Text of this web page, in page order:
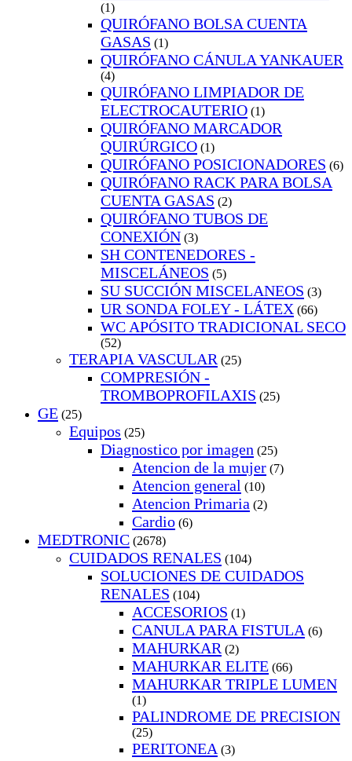
(1)
QUIRÓFANO BOLSA CUENTA
GASAS (1)
QUIRÓFANO CÁNULA YANKAUER
(4)
QUIRÓFANO LIMPIADOR DE
ELECTROCAUTERIO (1)
QUIRÓFANO MARCADOR
QUIRÚRGICO (1)
QUIRÓFANO POSICIONADORES (6)
QUIRÓFANO RACK PARA BOLSA
CUENTA GASAS (2)
QUIRÓFANO TUBOS DE
CONEXIÓN (3)
SH CONTENEDORES -
MISCELÁNEOS (5)
SU SUCCIÓN MISCELANEOS (3)
UR SONDA FOLEY - LÁTEX (66)
WC APÓSITO TRADICIONAL SECO
(52)
TERAPIA VASCULAR (25)
COMPRESIÓN -
TROMBOPROFILAXIS (25)
GE (25)
Equipos (25)
Diagnostico por imagen (25)
Atencion de la mujer (7)
Atencion general (10)
Atencion Primaria (2)
Cardio (6)
MEDTRONIC (2678)
CUIDADOS RENALES (104)
SOLUCIONES DE CUIDADOS
RENALES (104)
ACCESORIOS (1)
CANULA PARA FISTULA (6)
MAHURKAR (2)
MAHURKAR ELITE (66)
MAHURKAR TRIPLE LUMEN
(1)
PALINDROME DE PRECISION
(25)
PERITONEA (3)